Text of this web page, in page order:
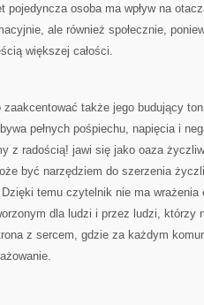
pojedyncza osoba ma wpływ na
ale również społecznie,
większej całości.
także jego budujący
pełnych pośpiechu, napięcia i
z radością! jawi się jako oaza
być narzędziem do szerzenia
temu czytelnik nie ma wrażenia
dla ludzi i przez ludzi, którzy
z sercem, gdzie za każdym